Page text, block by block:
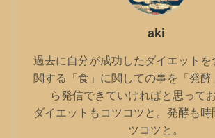
aki
過去に自分が成功したダイエットを
関する「食」に関しての事を「発
ら発信できていければと思って
ダイエットもコツコツと。発酵も時
ツコツと。